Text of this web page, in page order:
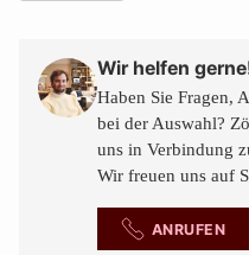
den
Warenkorb
legen
Wir helfen
Haben Sie Fragen,
bei der Auswahl?
uns in Verbindung
Wir freuen uns auf
ANRUFEN